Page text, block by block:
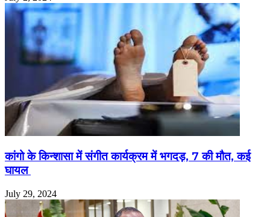
कांगो के किन्शासा में संगीत कार्यक्रम में भगदड़, 7 की मौत, कई
घायल
July 29, 2024